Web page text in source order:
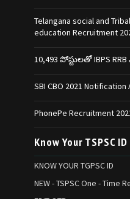
Telangana social and
education Recruitment
10,493 పోస్టులతో IBPS
SBI CBO 2021
PhonePe Recruitment
Know Your TSPSC
KNOW YOUR TGPSC ID
NEW - TSPSC One - Time